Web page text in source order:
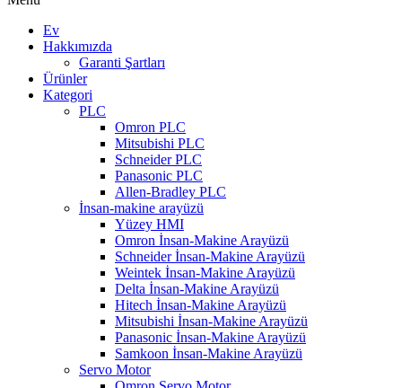
Ev
Hakkımızda
Garanti Şartları
Ürünler
Kategori
PLC
Omron PLC
Mitsubishi PLC
Schneider PLC
Panasonic PLC
Allen-Bradley PLC
İnsan-makine arayüzü
Yüzey HMI
Omron İnsan-Makine Arayüzü
Schneider İnsan-Makine Arayüzü
Weintek İnsan-Makine Arayüzü
Delta İnsan-Makine Arayüzü
Hitech İnsan-Makine Arayüzü
Mitsubishi İnsan-Makine Arayüzü
Panasonic İnsan-Makine Arayüzü
Samkoon İnsan-Makine Arayüzü
Servo Motor